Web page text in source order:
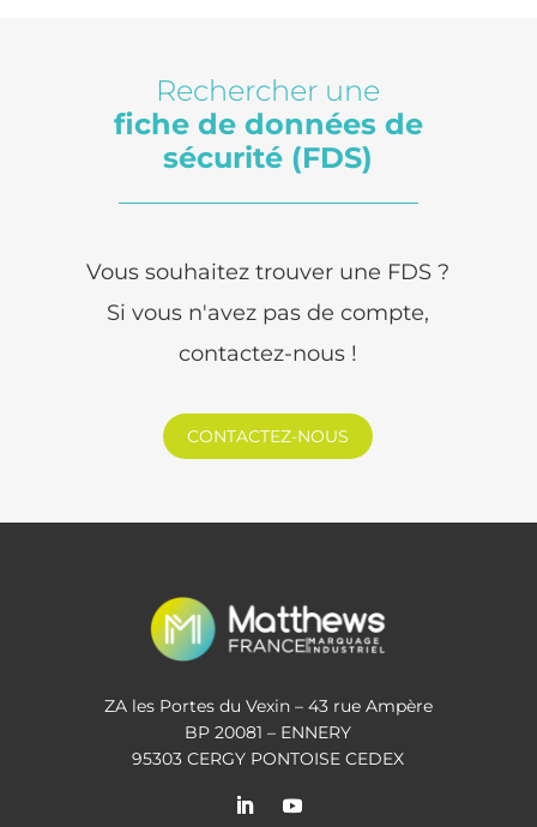
Rechercher une
fiche de données de
sécurité (FDS)
Vous souhaitez trouver une FDS ?
Si vous n'avez pas de compte,
contactez-nous !
CONTACTEZ-NOUS
ZA les Portes du Vexin – 43 rue Ampère
BP 20081 – ENNERY
95303 CERGY PONTOISE CEDEX